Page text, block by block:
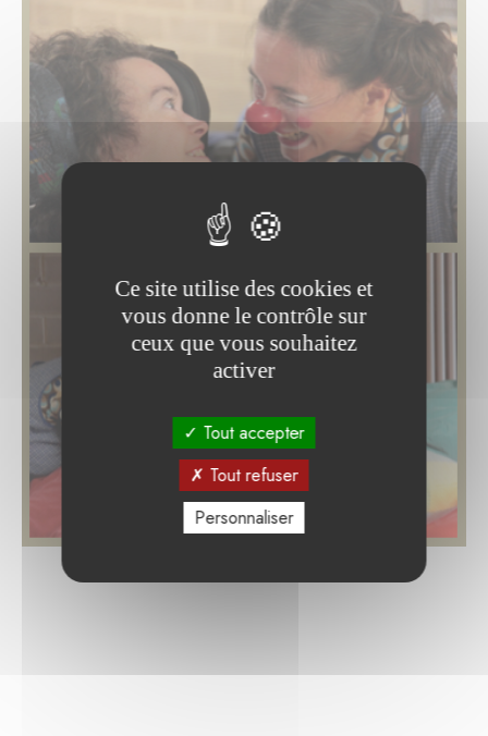
Ce site utilise des cookies et
vous donne le contrôle sur
ceux que vous souhaitez
activer
Tout accepter
Tout refuser
Personnaliser